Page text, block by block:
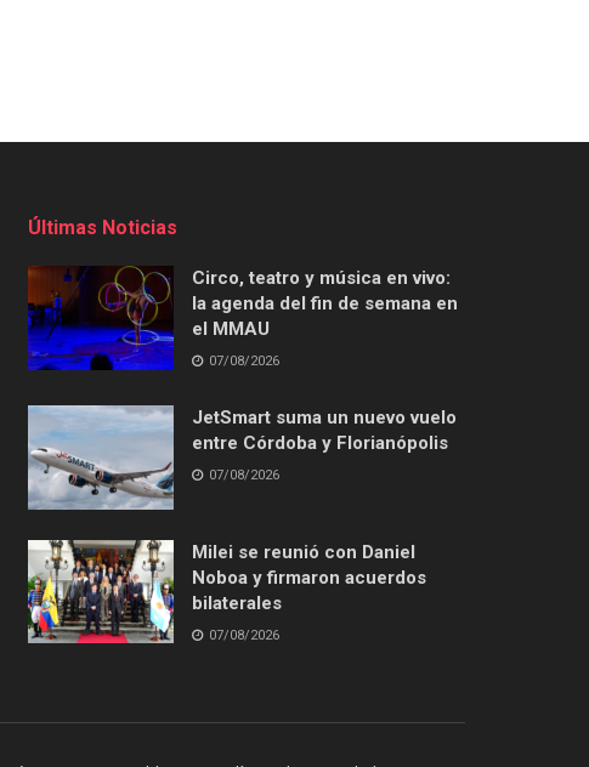
Últimas Noticias
Circo, teatro y música en vivo:
la agenda del fin de semana en
el MMAU
07/08/2026
JetSmart suma un nuevo vuelo
entre Córdoba y Florianópolis
07/08/2026
Milei se reunió con Daniel
Noboa y firmaron acuerdos
bilaterales
07/08/2026